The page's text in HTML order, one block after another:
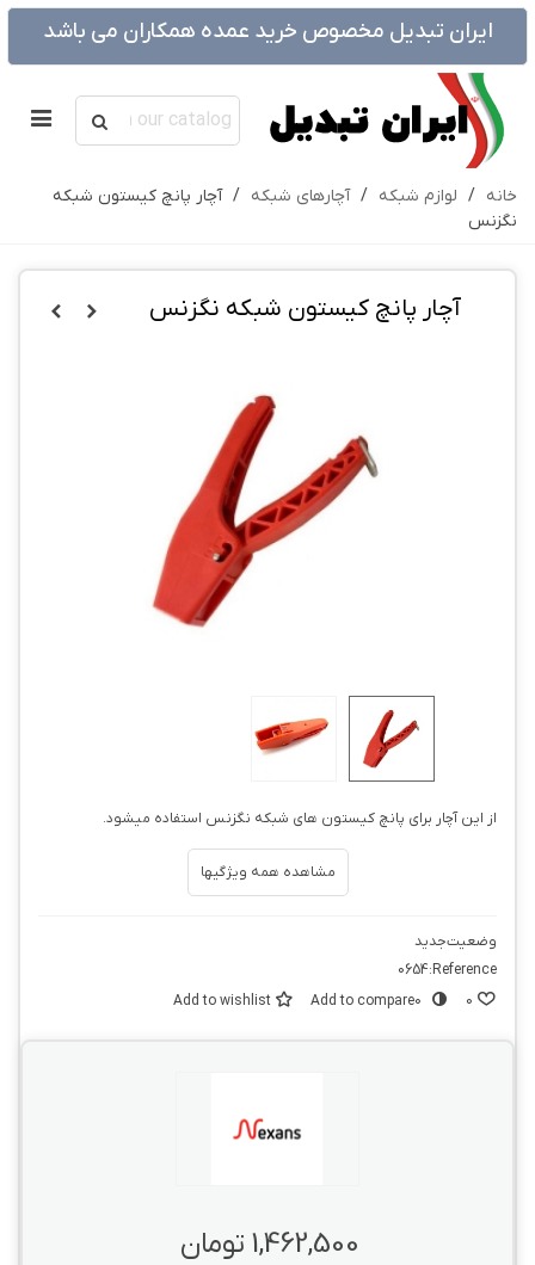
ایران تبدیل مخصوص خرید عمده همکاران می باشد
خانه / لوازم شبکه / آچارهای شبکه / آچار پانچ کیستون شبکه
نگزنس
آچار پانچ کیستون شبکه نگزنس
از این آچار برای پانچ کیستون های شبکه نگزنس استفاده میشود.
مشاهده همه ویژگیها
وضعیتجدید
Reference:
0654
0
Add to compare0
Add to wishlist
1,462,500 تومان